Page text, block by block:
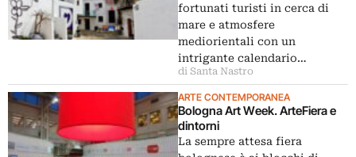
fortunati turisti in cerca di
mare e atmosfere
mediorientali con un
intrigante calendario…
di Santa Nastro
ARTE CONTEMPORANEA
Bologna Art Week. ArteFiera e
dintorni
La sempre attesa fiera